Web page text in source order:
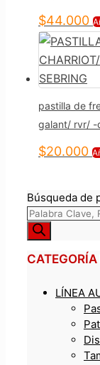
$44.000
pastilla de
galant/ rvr/ -
$20.000
Búsqueda de
LÍNEA